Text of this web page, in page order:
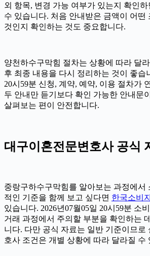
외 항목, 변경 가능 여부가 있는지 확인
수 있습니다. 처음 안내받은 금액이 어떤
것인지 확인하는 것도 중요합니다.
양천하수구막힘 절차는 상황에 따라 달
후 최종 내용을 다시 정리하는 것이 좋습
20시59분 신청, 계약, 예약, 이용 절차가
두 안내만 듣기보다 확인 가능한 안내문
살펴보는 편이 안전합니다.
대구이혼전문변호사 공식
중랑구하수구막힘를 알아보는 과정에서
적인 기준을 함께 보고 싶다면 한국소비
있습니다. 2026년07월05일 20시59분 소
거래 과정에서 주의할 부분을 확인하는
니다. 다만 공식 자료는 일반 기준이므로
호사 조건은 개별 상황에 따라 달라질 수